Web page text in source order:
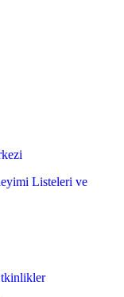
Listeleri ve